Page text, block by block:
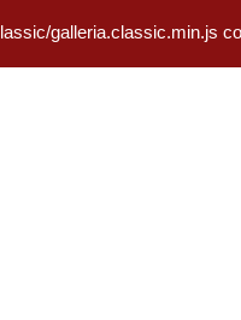
galleria.classic.min.js